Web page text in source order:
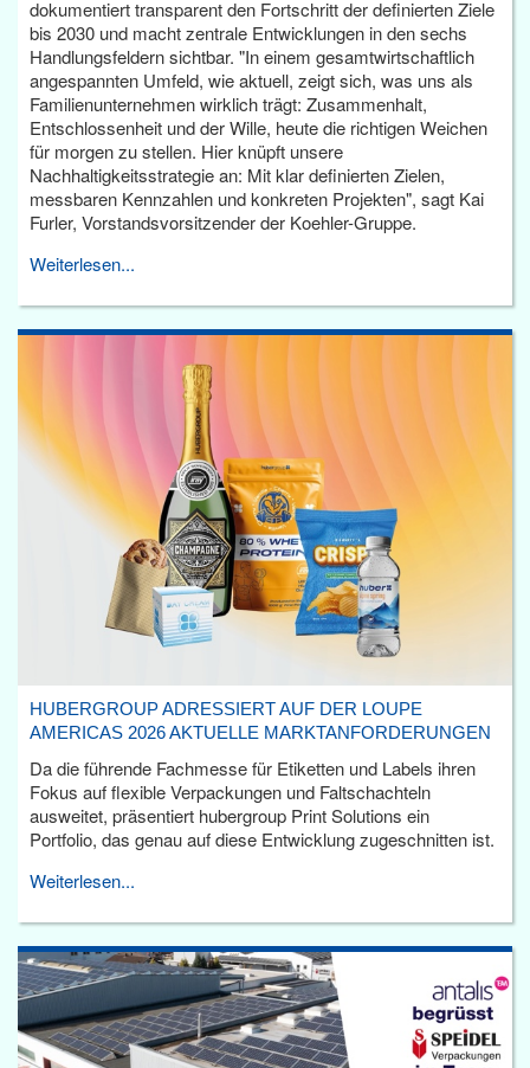
dokumentiert transparent den Fortschritt der definierten Ziele
bis 2030 und macht zentrale Entwicklungen in den sechs
Handlungsfeldern sichtbar. "In einem gesamtwirtschaftlich
angespannten Umfeld, wie aktuell, zeigt sich, was uns als
Familienunternehmen wirklich trägt: Zusammenhalt,
Entschlossenheit und der Wille, heute die richtigen Weichen
für morgen zu stellen. Hier knüpft unsere
Nachhaltigkeitsstrategie an: Mit klar definierten Zielen,
messbaren Kennzahlen und konkreten Projekten", sagt Kai
Furler, Vorstandsvorsitzender der Koehler-Gruppe.
Weiterlesen...
HUBERGROUP ADRESSIERT AUF DER LOUPE
AMERICAS 2026 AKTUELLE MARKTANFORDERUNGEN
Da die führende Fachmesse für Etiketten und Labels ihren
Fokus auf flexible Verpackungen und Faltschachteln
ausweitet, präsentiert hubergroup Print Solutions ein
Portfolio, das genau auf diese Entwicklung zugeschnitten ist.
Weiterlesen...